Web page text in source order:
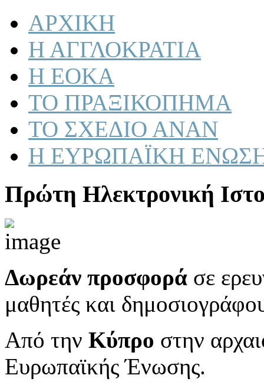
ΑΡΧΙΚΗ
Η ΑΓΓΛΟΚΡΑΤΙΑ
Η ΕΟΚΑ
ΤΟ ΠΡΑΞΙΚΟΠΗΜΑ
ΤΟ ΣΧΕΔΙΟ ΑΝΑΝ
Η ΕΥΡΩΠΑΪΚΗ
Πρώτη Ηλεκτρονική
Δωρεάν προσφορά σε
μαθητές και
Από την Κύπρο στην
Ευρωπαϊκής Ένωσης.